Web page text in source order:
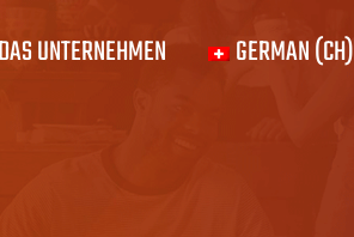
DAS UNTERNEHMEN GERMAN (CH)